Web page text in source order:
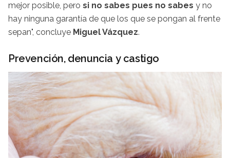
mejor posible, pero si no sabes pues no sabes y no
hay ninguna garantía de que los que se pongan al frente
sepan", concluye Miguel Vázquez.
Prevención, denuncia y castigo